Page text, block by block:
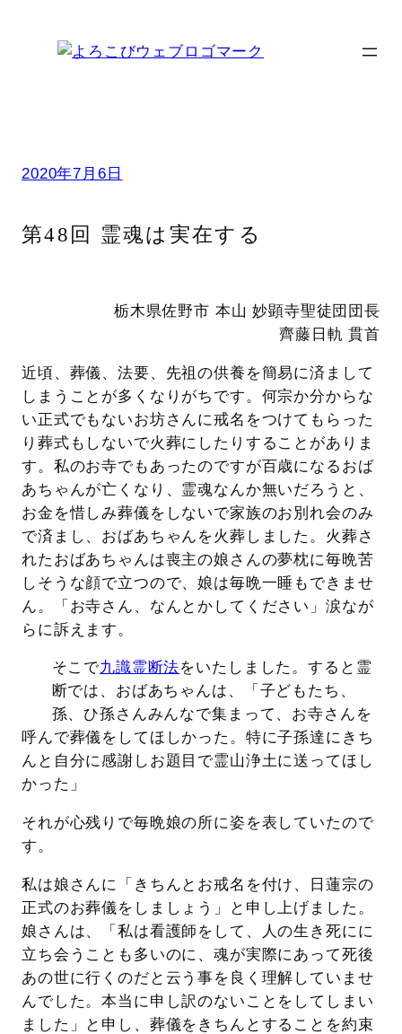
2020年7月6日
第48回 霊魂は実在する
栃木県佐野市 本山 妙顕寺聖徒団団長
齊藤日軌 貫首
近頃、葬儀、法要、先祖の供養を簡易に済まして
しまうことが多くなりがちです。何宗か分からな
い正式でもないお坊さんに戒名をつけてもらった
り葬式もしないで火葬にしたりすることがありま
す。私のお寺でもあったのですが百歳になるおば
あちゃんが亡くなり、霊魂なんか無いだろうと、
お金を惜しみ葬儀をしないで家族のお別れ会のみ
で済まし、おばあちゃんを火葬しました。火葬さ
れたおばあちゃんは喪主の娘さんの夢枕に毎晩苦
しそうな顔で立つので、娘は毎晩一睡もできませ
ん。「お寺さん、なんとかしてください」涙なが
らに訴えます。
そこで九識霊断法をいたしました。すると霊
断では、おばあちゃんは、「子どもたち、
孫、ひ孫さんみんなで集まって、お寺さんを
呼んで葬儀をしてほしかった。特に子孫達にきち
んと自分に感謝しお題目で霊山浄土に送ってほし
かった」
それが心残りで毎晩娘の所に姿を表していたので
す。
私は娘さんに「きちんとお戒名を付け、日蓮宗の
正式のお葬儀をしましょう」と申し上げました。
娘さんは、「私は看護師をして、人の生き死にに
立ち会うことも多いのに、魂が実際にあって死後
あの世に行くのだと云う事を良く理解していませ
んでした。本当に申し訳のないことをしてしまい
ました」と申し、葬儀をきちんとすることを約束